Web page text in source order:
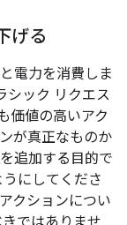
げる
電力を消費しま
シック リクエス
価値の高いアク
が真正なものか
追加する目的で
にしてくださ
クションについ